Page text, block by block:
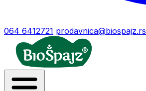
064 6412721 prodavnica@biospajz.rs